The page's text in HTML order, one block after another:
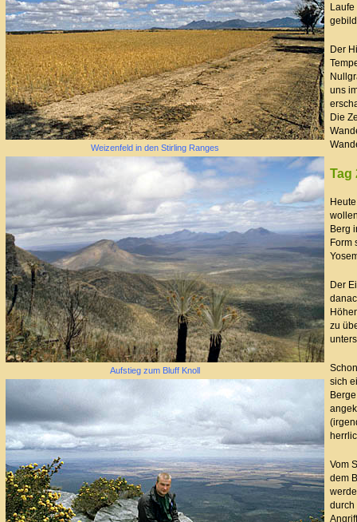
Weizenfeld in den Stirling Ranges
Aufstieg zum Bluff Knoll
Der
uns
Die
Tag
Berg
Form
Der
zu
sich
Vom
dem
durch